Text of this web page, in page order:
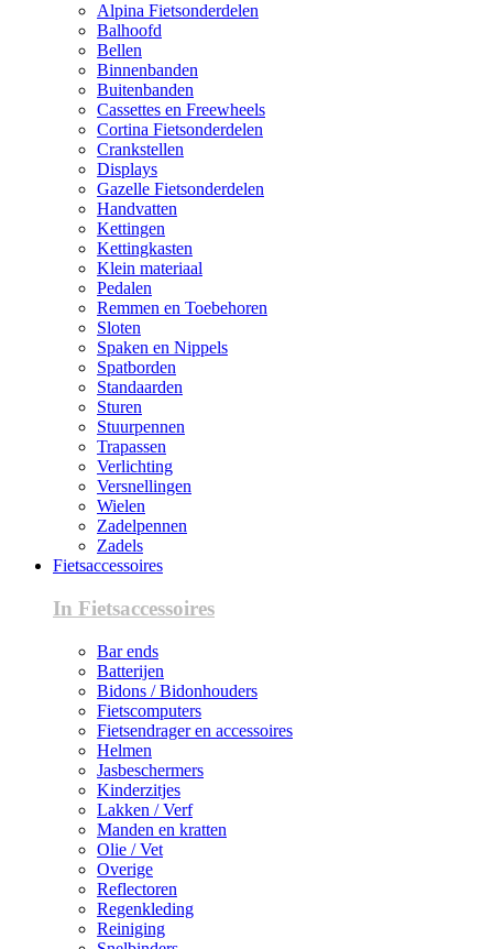
Alpina Fietsonderdelen
Balhoofd
Bellen
Binnenbanden
Buitenbanden
Cassettes en Freewheels
Cortina Fietsonderdelen
Crankstellen
Displays
Gazelle Fietsonderdelen
Handvatten
Kettingen
Kettingkasten
Klein materiaal
Pedalen
Remmen en Toebehoren
Sloten
Spaken en Nippels
Spatborden
Standaarden
Sturen
Stuurpennen
Trapassen
Verlichting
Versnellingen
Wielen
Zadelpennen
Zadels
Fietsaccessoires
In Fietsaccessoires
Bar ends
Batterijen
Bidons / Bidonhouders
Fietscomputers
Fietsendrager en accessoires
Helmen
Jasbeschermers
Kinderzitjes
Lakken / Verf
Manden en kratten
Olie / Vet
Overige
Reflectoren
Regenkleding
Reiniging